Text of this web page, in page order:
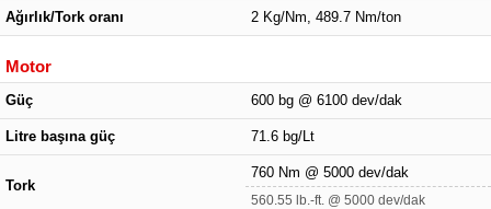
Ağırlık/Tork oranı 2 Kg/Nm, 489.7 Nm/ton
Motor
Güç 600 bg @ 6100 dev/dak
Litre başına güç 71.6 bg/Lt
Tork
760 Nm @ 5000 dev/dak
560.55 lb.-ft. @ 5000 dev/dak